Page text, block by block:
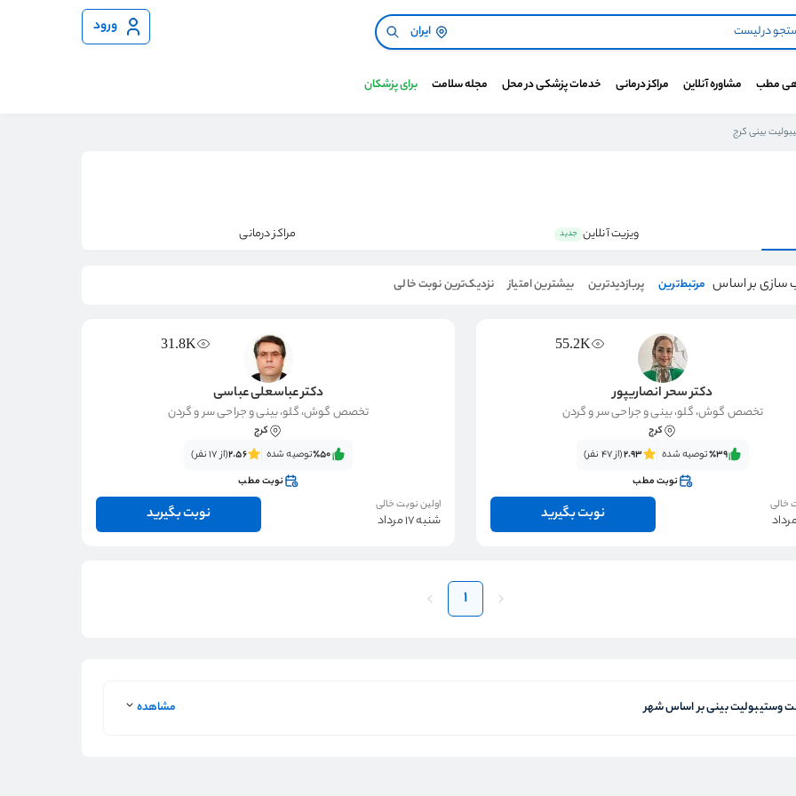
ایران ورود
مطب مشاوره آنلاین مراکز درمانی خدمات پزشکی در محل مجله سلامت برای پزشکان
بینی کرج
ویزیت آنلاین جدید مراکز درمانی
سازی بر اساس مرتبط‌ترین پربازدیدترین بیشترین امتیاز نزدیک‌ترین نوبت خالی
55.2K
دکتر سحر انصاریپور
تخصص گوش، گلو، بینی و جراحی سر و گردن
کرج
٪39‌‌‌توصیه شده 2.93(از 47 نفر)
نوبت مطب
خالی
نوبت بگیرید
31.8K
دکتر عباسعلی عباسی
تخصص گوش، گلو، بینی و جراحی سر و گردن
کرج
٪50‌‌‌توصیه شده 2.56(از 17 نفر)
نوبت مطب
اولین نوبت خالی
شنبه 17 مرداد نوبت بگیرید
1
وستیبولیت بینی بر اساس شهر مشاهده